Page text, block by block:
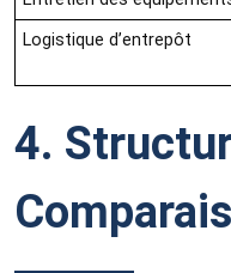
Logistique d’entrepôt
4.